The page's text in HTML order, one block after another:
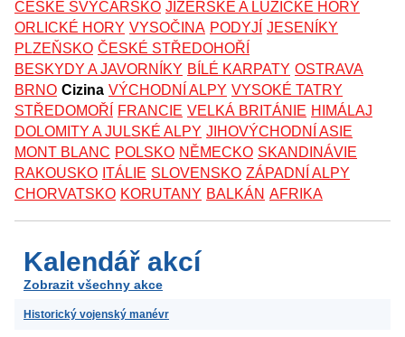
ČESKÉ ŠVÝCARSKO JIZERSKÉ A LUŽICKÉ HORY
ORLICKÉ HORY VYSOČINA PODYJÍ JESENÍKY
PLZEŇSKO ČESKÉ STŘEDOHOŘÍ
BESKYDY A JAVORNÍKY BÍLÉ KARPATY OSTRAVA
BRNO Cizina VÝCHODNÍ ALPY VYSOKÉ TATRY
STŘEDOMOŘÍ
FRANCIE VELKÁ BRITÁNIE HIMÁLAJ
DOLOMITY A JULSKÉ ALPY JIHOVÝCHODNÍ ASIE
MONT BLANC POLSKO NĚMECKO SKANDINÁVIE
RAKOUSKO ITÁLIE SLOVENSKO ZÁPADNÍ ALPY
CHORVATSKO KORUTANY BALKÁN AFRIKA
Kalendář akcí
Zobrazit všechny akce
Historický vojenský manévr